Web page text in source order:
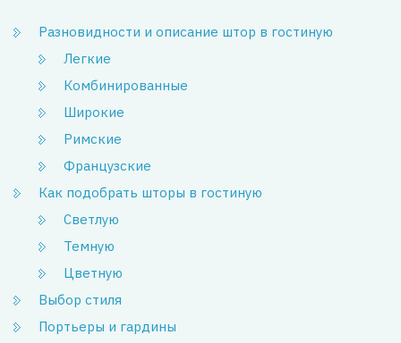
Разновидности и описание штор в гостиную
Легкие
Комбинированные
Широкие
Римские
Французские
Как подобрать шторы в гостиную
Светлую
Темную
Цветную
Выбор стиля
Портьеры и гардины